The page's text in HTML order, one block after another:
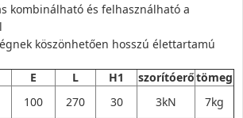
kombinálható és felhasználható a
köszönhetően hosszú élettartamú
E L H1 szorítóerőtömeg
100 270 30 3kN 7kg